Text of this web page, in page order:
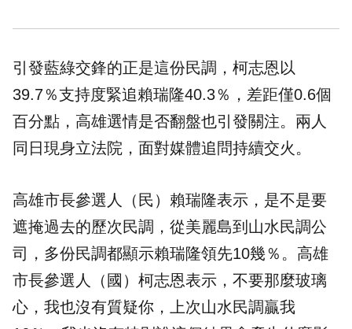
引發藍綠交鋒的正是這份民調，柯志恩以
39.7％支持度緊追賴瑞隆40.3％，差距僅0.6個
百分點，高雄選情是否翻盤也引發關注。兩人
同日現身立法院，面對媒體追問持續交火。
高雄市長參選人（民）賴瑞隆表示，是不是要
遮掩過去的歷次民調，從美麗島到山水民調公
司，多份民調都顯示賴瑞隆領先10幾％。高雄
市長參選人（國）柯志恩表示，不要那麼玻璃
心，我也沒有質疑你，上次山水民調贏我